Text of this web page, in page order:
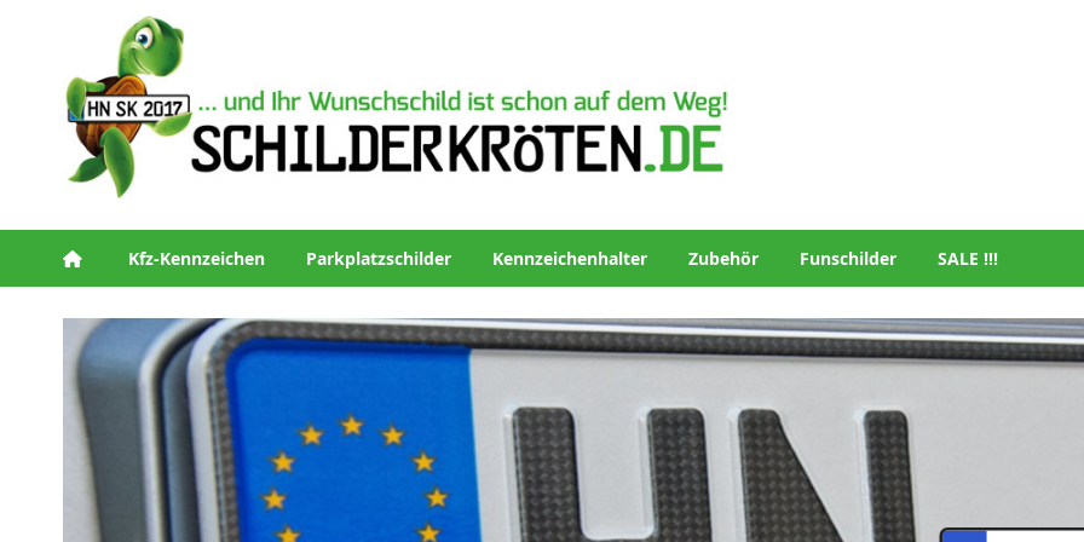
Kfz-Kennzeichen Parkplatzschilder Kennzeichenhalter Zubehör Funschilder SALE !!!